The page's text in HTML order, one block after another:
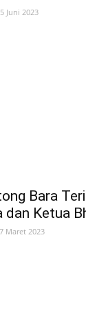
Juni 2023
Bara
dan Ketua
Maret 2023